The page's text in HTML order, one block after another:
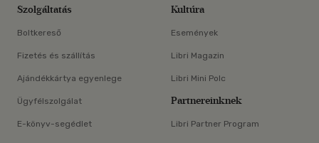
Szolgáltatás
Boltkereső
Fizetés és szállítás
Ajándékkártya egyenlege
Ügyfélszolgálat
E-könyv-segédlet
Kultúra
Események
Libri Magazin
Libri Mini Polc
Partnereinknek
Libri Partner Program